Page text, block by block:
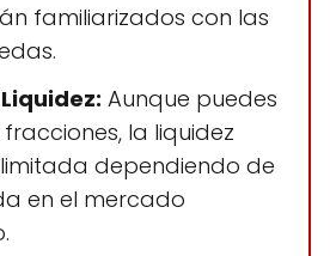
familiarizados con las
Aunque puedes
la liquidez
dependiendo de
en el mercado